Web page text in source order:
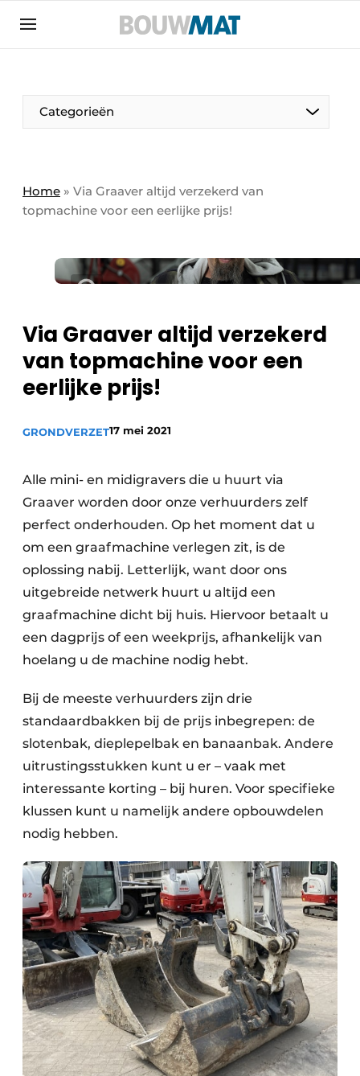
Aanmelden
Bedrijven
Bedrijven
Contact
Evenement aanmelden
Meest gelezen
Podcasts
Privacy / Cookie statement
Vacature aanmelden
Categorieën
Home » Via Graaver altijd verzekerd van
topmachine voor een eerlijke prijs!
Via Graaver altijd verzekerd
van topmachine voor een
eerlijke prijs!
GRONDVERZET17 mei 2021
Alle mini- en midigravers die u huurt via
Graaver worden door onze verhuurders zelf
perfect onderhouden. Op het moment dat u
om een graafmachine verlegen zit, is de
oplossing nabij. Letterlijk, want door ons
uitgebreide netwerk huurt u altijd een
graafmachine dicht bij huis. Hiervoor betaalt u
een dagprijs of een weekprijs, afhankelijk van
hoelang u de machine nodig hebt.
Bij de meeste verhuurders zijn drie
standaardbakken bij de prijs inbegrepen: de
slotenbak, dieplepelbak en banaanbak. Andere
uitrustingsstukken kunt u er – vaak met
interessante korting – bij huren. Voor specifieke
klussen kunt u namelijk andere opbouwdelen
nodig hebben.